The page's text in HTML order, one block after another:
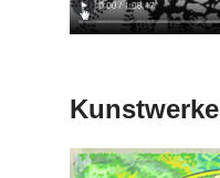
Kunstwerke